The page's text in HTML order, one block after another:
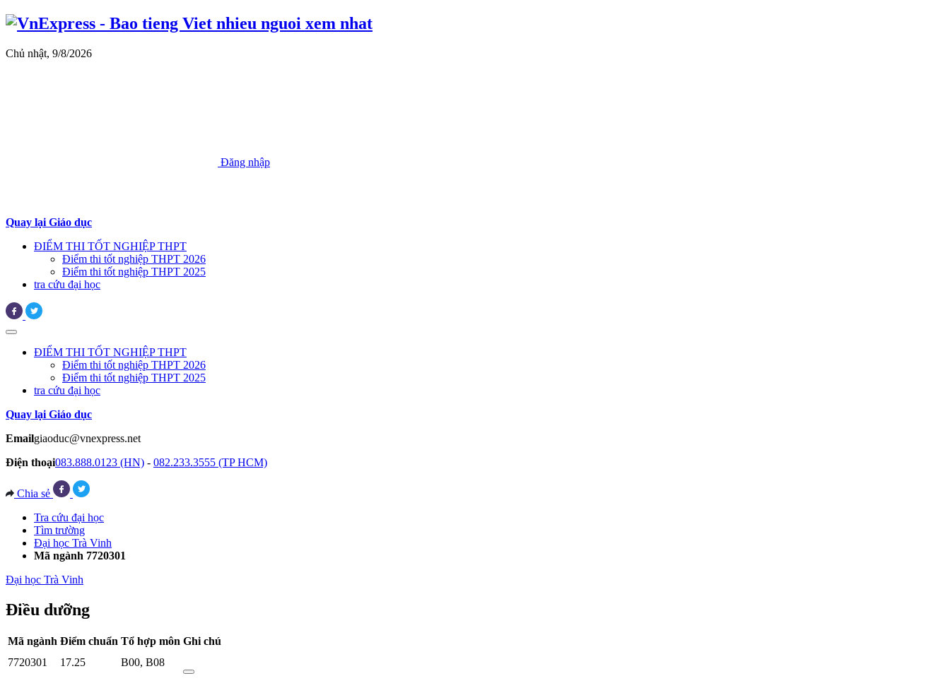
Chủ nhật, 9/8/2026
Đăng nhập
Quay lại Giáo dục
ĐIỂM THI TỐT NGHIỆP THPT
Điểm thi tốt nghiệp THPT 2026
Điểm thi tốt nghiệp THPT 2025
tra cứu đại học
ĐIỂM THI TỐT NGHIỆP THPT
Điểm thi tốt nghiệp THPT 2026
Điểm thi tốt nghiệp THPT 2025
tra cứu đại học
Quay lại Giáo dục
Emailgiaoduc@vnexpress.net
Điện thoại083.888.0123 (HN) - 082.233.3555 (TP HCM)
Chia sẻ
Tra cứu đại học
Tìm trường
Đại học Trà Vinh
Mã ngành 7720301
Đại học Trà Vinh
Điều dưỡng
Mã ngành Điểm chuẩn Tổ hợp môn Ghi chú
7720301
17.25 B00, B08